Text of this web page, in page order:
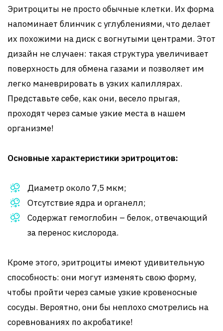
Эритроциты не просто обычные клетки. Их форма
напоминает блинчик с углублениями, что делает
их похожими на диск с вогнутыми центрами. Этот
дизайн не случаен: такая структура увеличивает
поверхность для обмена газами и позволяет им
легко маневрировать в узких капиллярах.
Представьте себе, как они, весело прыгая,
проходят через самые узкие места в нашем
организме!
Основные характеристики эритроцитов:
Диаметр около 7,5 мкм;
Отсутствие ядра и органелл;
Содержат гемоглобин – белок, отвечающий
за перенос кислорода.
Кроме этого, эритроциты имеют удивительную
способность: они могут изменять свою форму,
чтобы пройти через самые узкие кровеносные
сосуды. Вероятно, они бы неплохо смотрелись на
соревнованиях по акробатике!